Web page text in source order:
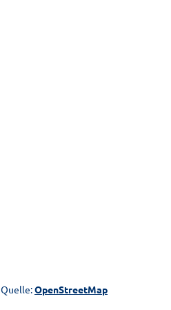
Quelle:OpenStreetMap